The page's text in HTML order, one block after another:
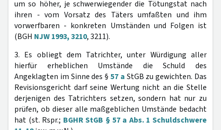
um so höher, je schwerwiegender die Tötungstat nach
ihren - vom Vorsatz des Täters umfaßten und ihm
vorwerfbaren - konkreten Umständen und Folgen ist
(BGH NJW 1993, 3210, 3211).
3. Es obliegt dem Tatrichter, unter Würdigung aller
hierfür erheblichen Umstände die Schuld des
Angeklagten im Sinne des § 57 a StGB zu gewichten. Das
Revisionsgericht darf seine Wertung nicht an die Stelle
derjenigen des Tatrichters setzen, sondern hat nur zu
prüfen, ob dieser alle maßgeblichen Umstände bedacht
hat (st. Rspr.; BGHR StGB § 57 a Abs. 1 Schuldschwere